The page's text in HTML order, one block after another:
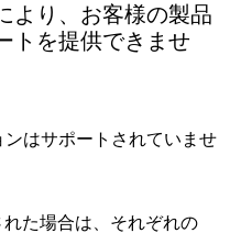
より、お客様の製品
トを提供できませ
はサポートされていませ
た場合は、それぞれの